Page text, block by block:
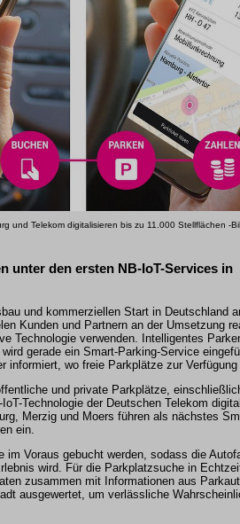
und Telekom digitalisieren bis zu 11.000 Stellflächen -
unter den ersten NB-IoT-Services in
und kommerziellen Start in Deutschland
Kunden und Partnern an der Umsetzung
Technologie verwenden. Intelligentes
gerade ein Smart-Parking-Service
informiert, wo freie Parkplätze zur
und private Parkplätze,
Technologie der Deutschen Telekom
Merzig und Moers führen als nächstes
ein.
im Voraus gebucht werden, sodass die
wird. Für die Parkplatzsuche in
zusammen mit Informationen aus
ausgewertet, um verlässliche